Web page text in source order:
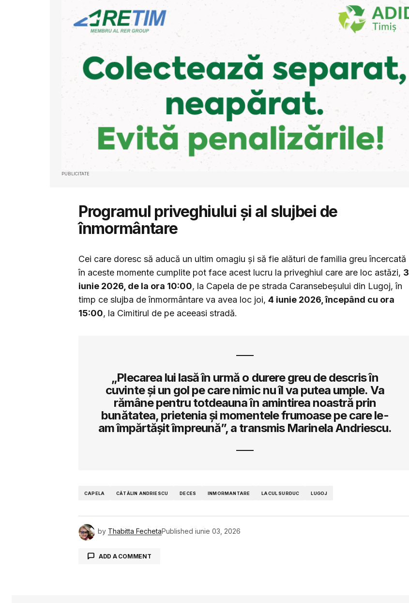
PUBLICITATE
Programul priveghiului și al slujbei de
înmormântare
Cei care doresc să aducă un ultim omagiu și să fie alături de familia greu încercată
în aceste momente cumplite pot face acest lucru la priveghiul care are loc astăzi, 3
iunie 2026, de la ora 10:00, la Capela de pe strada Caransebeșului din Lugoj, în
timp ce slujba de înmormântare va avea loc joi, 4 iunie 2026, începând cu ora
15:00, la Cimitirul de pe aceeasi stradă.
„Plecarea lui lasă în urmă o durere greu de descris în
cuvinte și un gol pe care nimic nu îl va putea umple. Va
rămâne pentru totdeauna în amintirea noastră prin
bunătatea, prietenia și momentele frumoase pe care le-
am împărtășit împreună”, a transmis Marinela Andriescu.
CAPELA CĂTĂLIN ANDRIESCU DECES INMORMANTARE LACUL SURDUC LUGOJ
by Thabitta FechetaPublished iunie 03, 2026
ADD A COMMENT